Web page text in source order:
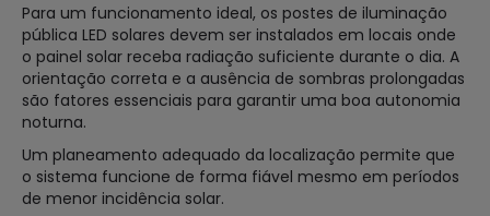
Para um funcionamento ideal, os postes de iluminação
pública LED solares devem ser instalados em locais onde
o painel solar receba radiação suficiente durante o dia. A
orientação correta e a ausência de sombras prolongadas
são fatores essenciais para garantir uma boa autonomia
noturna.
Um planeamento adequado da localização permite que
o sistema funcione de forma fiável mesmo em períodos
de menor incidência solar.